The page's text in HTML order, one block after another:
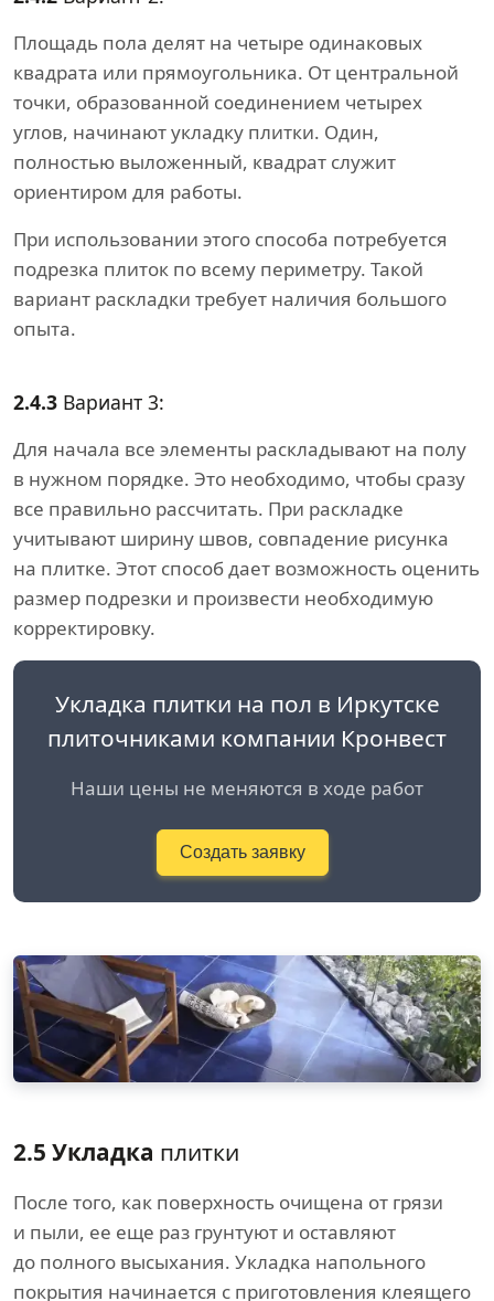
Площадь пола делят на четыре одинаковых
квадрата или прямоугольника. От центральной
точки, образованной соединением четырех
углов, начинают укладку плитки. Один,
полностью выложенный, квадрат служит
ориентиром для работы.
При использовании этого способа потребуется
подрезка плиток по всему периметру. Такой
вариант раскладки требует наличия большого
опыта.
2.4.3 Вариант 3:
Для начала все элементы раскладывают на полу
в нужном порядке. Это необходимо, чтобы сразу
все правильно рассчитать. При раскладке
учитывают ширину швов, совпадение рисунка
на плитке. Этот способ дает возможность оценить
размер подрезки и произвести необходимую
корректировку.
Укладка плитки на пол в Иркутске
плиточниками компании Кронвест
Наши цены не меняются в ходе работ
Создать заявку
2.5 Укладка плитки
После того, как поверхность очищена от грязи
и пыли, ее еще раз грунтуют и оставляют
до полного высыхания. Укладка напольного
покрытия начинается с приготовления клеящего